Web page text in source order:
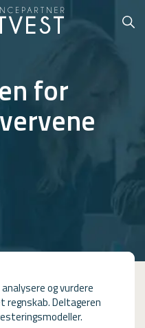
for
og vurdere
regnskab. Deltageren